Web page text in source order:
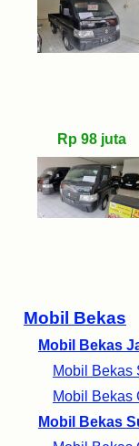
Mobil Bekas
Mobil Bekas
Mobil Bekas
Mobil Bekas
Mobil Bekas
Rp 98 juta